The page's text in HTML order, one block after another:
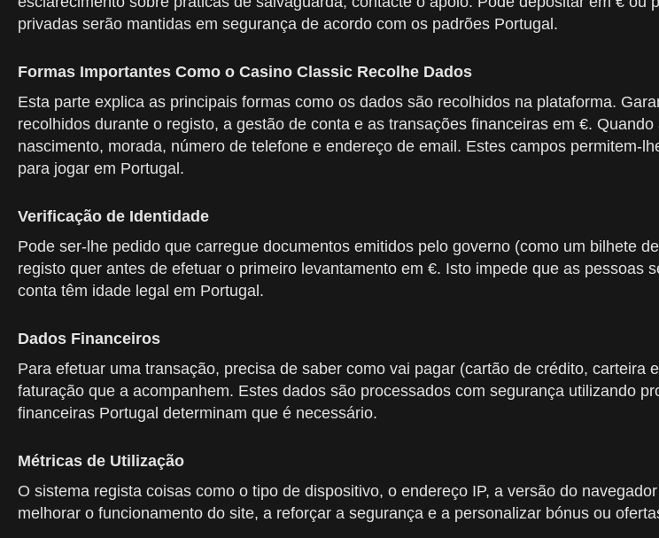
privadas serão mantidas em segurança de acordo com os padrões Portugal.
Formas Importantes Como o Casino Classic Recolhe Dados
Esta parte explica as principais formas como os dados são recolhidos na plataforma.
recolhidos durante o registo, a gestão de conta e as transações financeiras em €.
nascimento, morada, número de telefone e endereço de email. Estes campos permitem-
para jogar em Portugal.
Verificação de Identidade
Pode ser-lhe pedido que carregue documentos emitidos pelo governo (como um bilhete
registo quer antes de efetuar o primeiro levantamento em €. Isto impede que as
conta têm idade legal em Portugal.
Dados Financeiros
Para efetuar uma transação, precisa de saber como vai pagar (cartão de crédito,
faturação que a acompanhem. Estes dados são processados com segurança utilizando
financeiras Portugal determinam que é necessário.
Métricas de Utilização
O sistema regista coisas como o tipo de dispositivo, o endereço IP, a versão do
melhorar o funcionamento do site, a reforçar a segurança e a personalizar bónus ou